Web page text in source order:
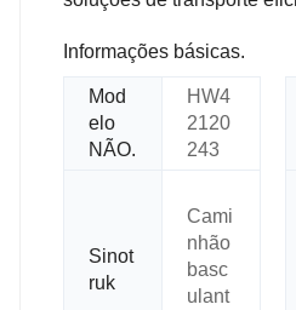
Informações básicas.
Mod
elo
NÃO.
HW4
2120
243
Sinot
ruk
Cami
nhão
basc
ulant